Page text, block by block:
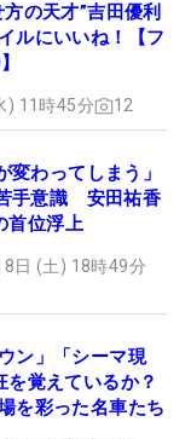
の天才”吉田優利
ルにいいね！【フ
) 11時45分 12
変わってしまう」
手意識 安田祐香
首位浮上
日 (土) 18時49分
ン」「シーマ現
覚えているか？
を彩った名車たち